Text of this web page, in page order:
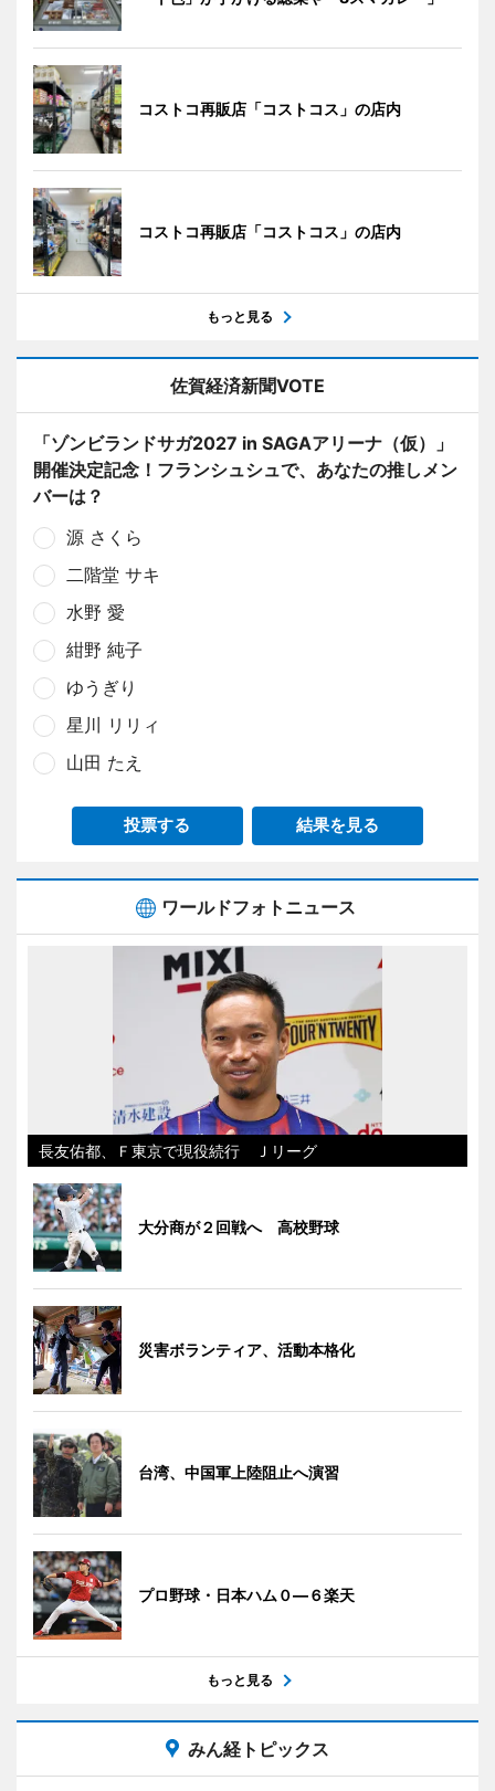
コストコ再販店「コストコス」の店内
コストコ再販店「コストコス」の店内
もっと見る
佐賀経済新聞VOTE
「ゾンビランドサガ2027 in SAGAアリーナ（仮）」
開催決定記念！フランシュシュで、あなたの推しメン
バーは？
源 さくら
二階堂 サキ
水野 愛
紺野 純子
ゆうぎり
星川 リリィ
山田 たえ
投票する 結果を見る
ワールドフォトニュース
長友佑都、Ｆ東京で現役続行 Ｊリーグ
大分商が２回戦へ 高校野球
災害ボランティア、活動本格化
台湾、中国軍上陸阻止へ演習
プロ野球・日本ハム０―６楽天
もっと見る
みん経トピックス